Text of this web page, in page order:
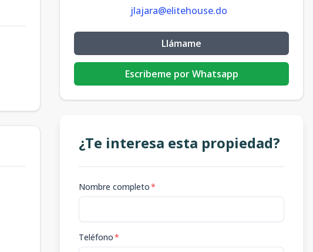
jlajara@elitehouse.do
Llámame
Escribeme por Whatsapp
¿Te interesa esta propiedad?
Nombre completo*
Teléfono*